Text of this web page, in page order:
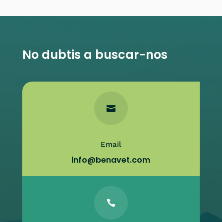
No dubtis a buscar-nos

Email
info@benavet.com
